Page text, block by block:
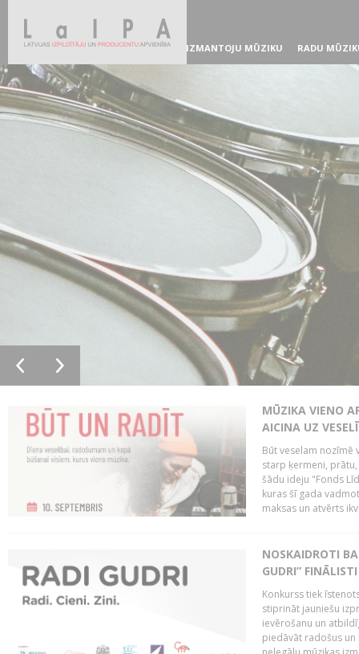
IZMANTOJU MŪZIKU RADU
MŪZIKA VIENO
AICINA UZ
Būt veselam nozīmē
starp ķermeni,
šādu ideju "Fonds
kuras šī gada
maksas un atvērts
NOSKAIDROTI
GUDRI” FINĀLISTI
Konkurss tiek
stiprināt jauniešu
ievērošanu un
piedāvāt radošus